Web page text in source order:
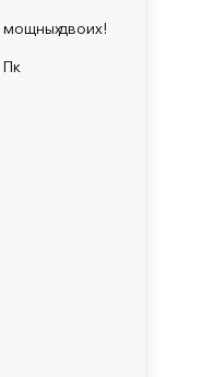
мощных
Пк
двоих!